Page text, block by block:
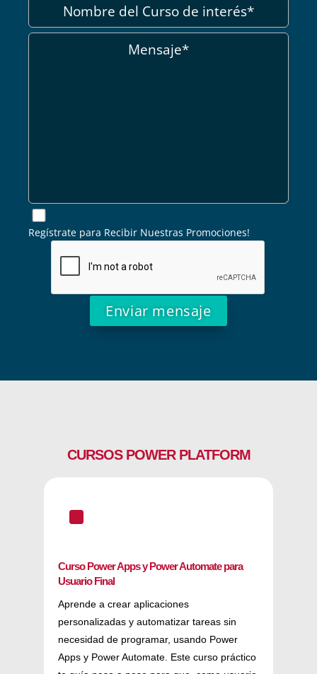
Regístrate para Recibir Nuestras Promociones!
CURSOS POWER PLATFORM
^
Curso Power Apps y Power Automate para
Usuario Final
Aprende a crear aplicaciones
personalizadas y automatizar tareas sin
necesidad de programar, usando Power
Apps y Power Automate. Este curso práctico